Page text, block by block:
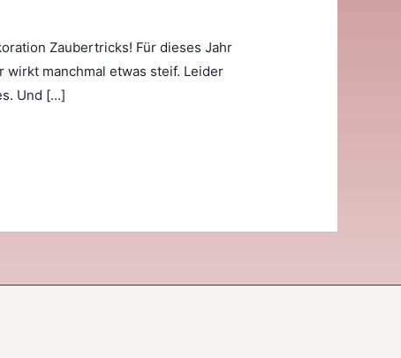
Zaubertricks! Für dieses Jahr
wirkt manchmal etwas steif. Leider
Und […]